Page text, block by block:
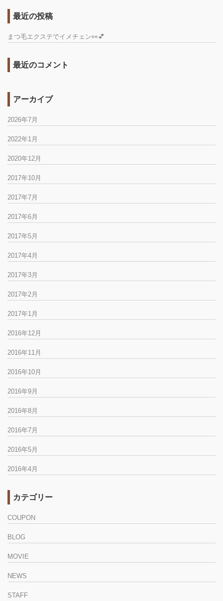
最近の投稿
まつ毛エクステでイメチェン👀💕
最近のコメント
アーカイブ
2026年7月
2022年1月
2020年12月
2017年10月
2017年7月
2017年6月
2017年5月
2017年4月
2017年3月
2017年2月
2017年1月
2016年12月
2016年11月
2016年10月
2016年9月
2016年8月
2016年7月
2016年5月
2016年4月
カテゴリー
COUPON
BLOG
MOVIE
NEWS
STAFF